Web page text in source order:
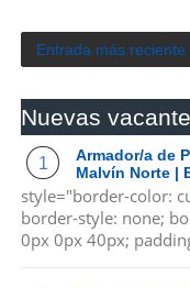
Entrada más reciente
Nuevas
Armador/a de
Malvín Norte |
style="border-color:
border-style: none;
0px 0px 40px;